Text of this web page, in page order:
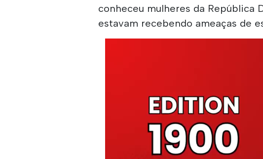
conheceu mulheres da República
estavam recebendo ameaças de